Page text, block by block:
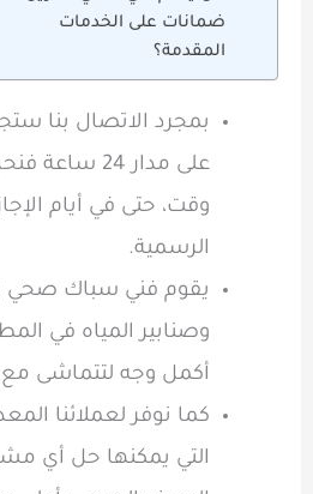
ضمانات على الخدمات
المقدمة؟
بمجرد الاتصال بنا
على مدار 24
وقت، حتى في أيام
الرسمية.
يقوم فني سباك صحي
وصنابير المياه في
أكمل وجه لتتماشى مع
كما نوفر لعملائنا
التي يمكنها حل أي